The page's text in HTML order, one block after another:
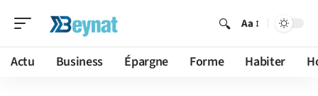
Aa
Actu Business Épargne Forme Habiter